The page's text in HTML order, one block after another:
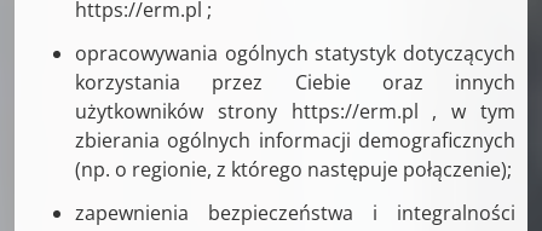
https://erm.pl ;
opracowywania ogólnych statystyk dotyczących
korzystania przez Ciebie oraz innych
użytkowników strony https://erm.pl , w tym
zbierania ogólnych informacji demograficznych
(np. o regionie, z którego następuje połączenie);
zapewnienia bezpieczeństwa i integralności